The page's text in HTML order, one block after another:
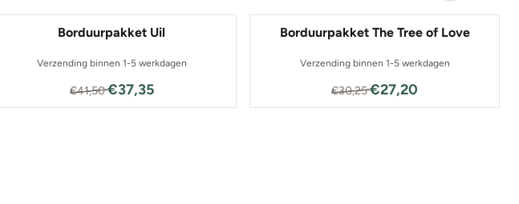
Borduurpakket Uil
Verzending binnen 1-5 werkdagen
Van 41,50 voor 37,35
€41,50€37,35
Borduurpakket The Tree of Love
Verzending binnen 1-5 werkdagen
Van 30,25 voor 27,20
€30,25€27,20